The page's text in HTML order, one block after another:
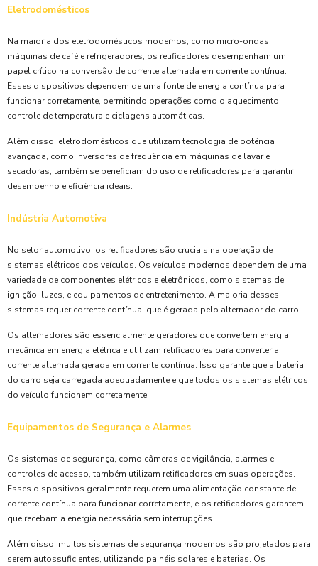
Eletrodomésticos
Na maioria dos eletrodomésticos modernos, como micro-ondas,
máquinas de café e refrigeradores, os retificadores desempenham um
papel crítico na conversão de corrente alternada em corrente contínua.
Esses dispositivos dependem de uma fonte de energia contínua para
funcionar corretamente, permitindo operações como o aquecimento,
controle de temperatura e ciclagens automáticas.
Além disso, eletrodomésticos que utilizam tecnologia de potência
avançada, como inversores de frequência em máquinas de lavar e
secadoras, também se beneficiam do uso de retificadores para garantir
desempenho e eficiência ideais.
Indústria Automotiva
No setor automotivo, os retificadores são cruciais na operação de
sistemas elétricos dos veículos. Os veículos modernos dependem de uma
variedade de componentes elétricos e eletrônicos, como sistemas de
ignição, luzes, e equipamentos de entretenimento. A maioria desses
sistemas requer corrente contínua, que é gerada pelo alternador do carro.
Os alternadores são essencialmente geradores que convertem energia
mecânica em energia elétrica e utilizam retificadores para converter a
corrente alternada gerada em corrente contínua. Isso garante que a bateria
do carro seja carregada adequadamente e que todos os sistemas elétricos
do veículo funcionem corretamente.
Equipamentos de Segurança e Alarmes
Os sistemas de segurança, como câmeras de vigilância, alarmes e
controles de acesso, também utilizam retificadores em suas operações.
Esses dispositivos geralmente requerem uma alimentação constante de
corrente contínua para funcionar corretamente, e os retificadores garantem
que recebam a energia necessária sem interrupções.
Além disso, muitos sistemas de segurança modernos são projetados para
serem autossuficientes, utilizando painéis solares e baterias. Os